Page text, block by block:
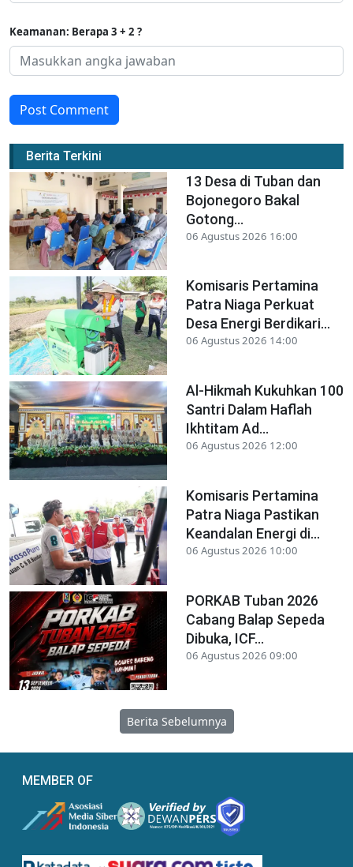
Keamanan: Berapa 3 + 2 ?
Post Comment
Berita Terkini
13 Desa di Tuban dan
Bojonegoro Bakal
Gotong...
06 Agustus 2026 16:00
Komisaris Pertamina
Patra Niaga Perkuat
Desa Energi Berdikari...
06 Agustus 2026 14:00
Al-Hikmah Kukuhkan 100
Santri Dalam Haflah
Ikhtitam Ad...
06 Agustus 2026 12:00
Komisaris Pertamina
Patra Niaga Pastikan
Keandalan Energi di...
06 Agustus 2026 10:00
PORKAB Tuban 2026
Cabang Balap Sepeda
Dibuka, ICF...
06 Agustus 2026 09:00
Berita Sebelumnya
MEMBER OF